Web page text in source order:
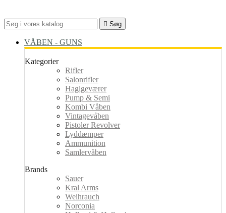
 Søg
VÅBEN - GUNS
Kategorier
Rifler
Salonrifler
Haglgeværer
Pump & Semi
Kombi Våben
Vintagevåben
Pistoler Revolver
Lyddæmper
Ammunition
Samlervåben
Brands
Sauer
Kral Arms
Weihrauch
Norconia